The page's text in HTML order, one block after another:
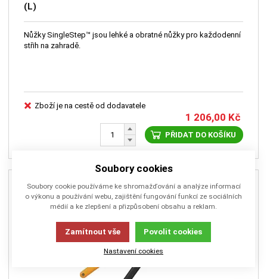
(L)
Nůžky SingleStep™ jsou lehké a obratné nůžky pro každodenní
střih na zahradě.
Zboží je na cestě od dodavatele
1 206,00 Kč
PŘIDAT DO KOŠÍKU
Soubory cookies
Soubory cookie používáme ke shromažďování a analýze informací
o výkonu a používání webu, zajištění fungování funkcí ze sociálních
médií a ke zlepšení a přizpůsobení obsahu a reklam.
Zamítnout vše Povolit cookies
Nastavení cookies